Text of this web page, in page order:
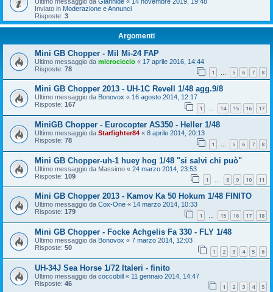
Inviato in Moderazione e Annunci
Risposte: 3
Argomenti
Mini GB Chopper - Mil Mi-24 FAP
Ultimo messaggio da microciccio « 17 aprile 2016, 14:44
Risposte: 78 1 5 6 7 8
Mini GB Chopper 2013 - UH-1C Revell 1/48 agg.9/8
Ultimo messaggio da Bonovox « 16 agosto 2014, 12:17
Risposte: 167 1 … 14 15 16 17
MiniGB Chopper - Eurocopter AS350 - Heller 1/48
Ultimo messaggio da Starfighter84 « 8 aprile 2014, 20:13
Risposte: 78 1 … 5 6 7 8
Mini GB Chopper-uh-1 huey hog 1/48 "si salvi chi può"
Ultimo messaggio da Massimo « 24 marzo 2014, 23:53
Risposte: 109 1 8 9 10 11
Mini GB Chopper 2013 - Kamov Ka 50 Hokum 1/48 FINITO
Ultimo messaggio da Cox-One « 14 marzo 2014, 10:33
Risposte: 179 1 … 15 16 17 18
Mini GB Chopper - Focke Achgelis Fa 330 - FLY 1/48
Ultimo messaggio da Bonovox « 7 marzo 2014, 12:03
Risposte: 50 1 2 3 4 5 6
UH-34J Sea Horse 1/72 Italeri - finito
Ultimo messaggio da coccobill « 11 gennaio 2014, 14:47
Risposte: 46 1 2 3 4 5